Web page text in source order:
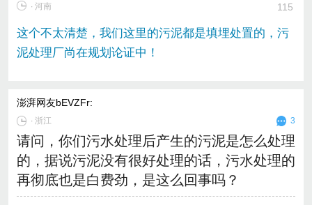
∙ 河南 115
这个不太清楚，我们这里的污泥都是填埋处置的，污
泥处理厂尚在规划论证中！
澎湃网友bEVZFr:
∙浙江 3
请问，你们污水处理后产生的污泥是怎么处理
的，据说污泥没有很好处理的话，污水处理的
再彻底也是白费劲，是这么回事吗？